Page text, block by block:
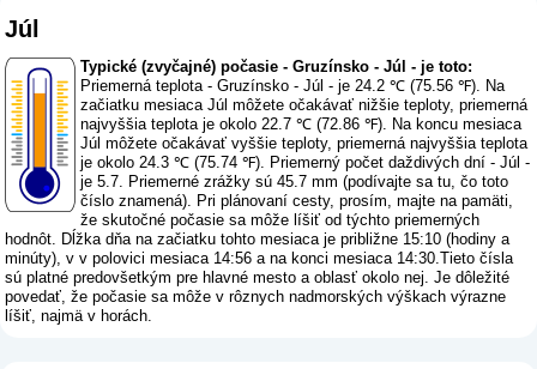
Júl
Typické (zvyčajné) počasie - Gruzínsko - Júl - je toto:
Priemerná teplota - Gruzínsko - Júl - je 24.2 ℃ (75.56 ℉). Na
začiatku mesiaca Júl môžete očakávať nižšie teploty, priemerná
najvyššia teplota je okolo 22.7 ℃ (72.86 ℉). Na koncu mesiaca
Júl môžete očakávať vyššie teploty, priemerná najvyššia teplota
je okolo 24.3 ℃ (75.74 ℉). Priemerný počet daždivých dní - Júl -
je 5.7. Priemerné zrážky sú 45.7 mm (podívajte sa tu, čo toto
číslo znamená). Pri plánovaní cesty, prosím, majte na pamäti,
že skutočné počasie sa môže líšiť od týchto priemerných
hodnôt. Dĺžka dňa na začiatku tohto mesiaca je približne 15:10 (hodiny a
minúty), v v polovici mesiaca 14:56 a na konci mesiaca 14:30.Tieto čísla
sú platné predovšetkým pre hlavné mesto a oblasť okolo nej. Je dôležité
povedať, že počasie sa môže v rôznych nadmorských výškach výrazne
líšiť, najmä v horách.